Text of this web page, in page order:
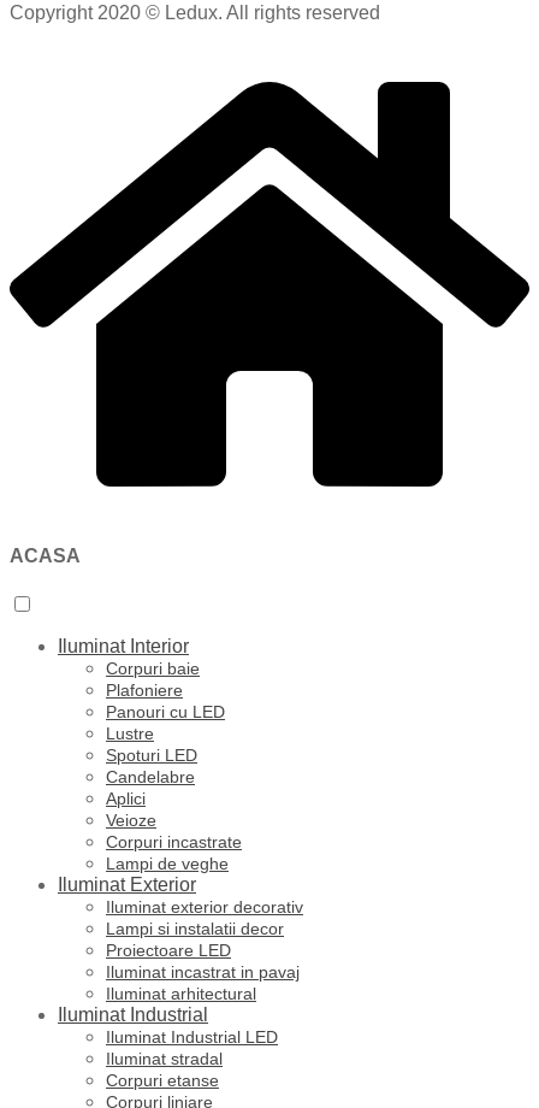
Copyright 2020 © Ledux. All rights reserved
ACASA
Iluminat Interior
Corpuri baie
Plafoniere
Panouri cu LED
Lustre
Spoturi LED
Candelabre
Aplici
Veioze
Corpuri incastrate
Lampi de veghe
Iluminat Exterior
Iluminat exterior decorativ
Lampi si instalatii decor
Proiectoare LED
Iluminat incastrat in pavaj
Iluminat arhitectural
Iluminat Industrial
Iluminat Industrial LED
Iluminat stradal
Corpuri etanse
Corpuri liniare